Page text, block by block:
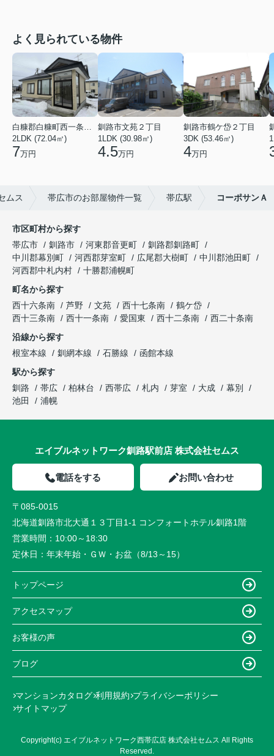
よく見られている物件
白糠郡白糠町西一条南４丁目
2LDK (72.04㎡)
7万円
釧路市文苑２丁目
1LDK (30.98㎡)
4.5万円
釧路市鶴ケ岱２丁目
3DK (53.46㎡)
4万円
ムス 帯広市のお部屋物件一覧 帯広駅 コーポサンＡ
市区町村から探す
帯広市
釧路市 河東郡音更町
釧路郡釧路町
中川郡幕別町
河西郡芽室町 広尾郡大樹町
中川郡池田町
河西郡中札内村
十勝郡浦幌町
町名から探す
西十六条南
芦野 文苑 西十七条南
鶴ケ岱
西十三条南
西十一条南 愛国東 西十二条南
西二十条南
沿線から探す
根室本線
釧網本線 石勝線
函館本線
駅から探す
釧路
帯広 柏林台 西帯広 札内 芽室 大成
幕別
池田
浦幌
エイブルネットワーク釧路駅前店 株式会社セムス
電話をする お問い合わせ
〒085-0015
北海道釧路市北大通１３丁目1-1 コンフォートホテル釧路1階
営業時間： 10:00～18:30
定休日： 年末年始・ＧＷ・お盆（8/13～15）
トップページ
アクセスマップ
お客様の声
ブログ
マンションカタログ 利用規約 プライバシーポリシー
サイトマップ
Copyright(c) エイブルネットワーク西帯広店 株式会社セムス All Rights
Reserved.